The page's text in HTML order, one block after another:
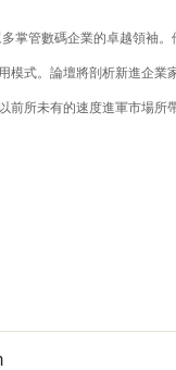
掌管數碼企業的卓越領袖。
模式。論壇將剖析新進企業
前所未有的速度進軍市場所